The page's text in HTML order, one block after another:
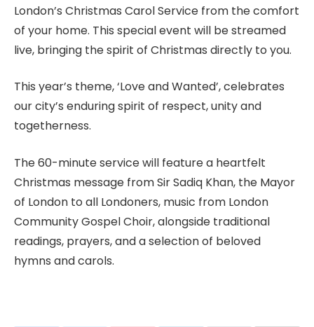
London’s Christmas Carol Service from the comfort
of your home. This special event will be streamed
live, bringing the spirit of Christmas directly to you.
This year’s theme, ‘Love and Wanted’, celebrates
our city’s enduring spirit of respect, unity and
togetherness.
The 60-minute service will feature a heartfelt
Christmas message from Sir Sadiq Khan, the Mayor
of London to all Londoners, music from London
Community Gospel Choir, alongside traditional
readings, prayers, and a selection of beloved
hymns and carols.